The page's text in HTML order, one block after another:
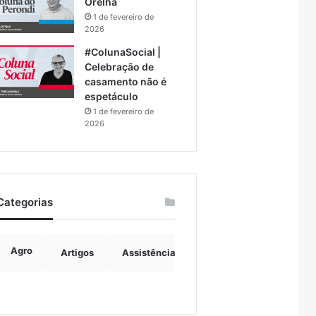
1 de fevereiro de
2026
#ColunaSocial |
Celebração de
casamento não é
espetáculo
1 de fevereiro de
2026
Agro Artigos Assistência Social